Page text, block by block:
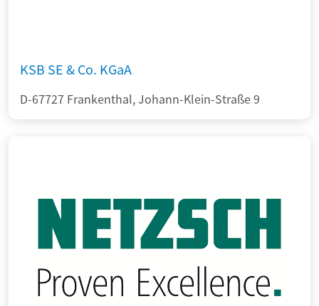
KSB SE & Co. KGaA
D-67727 Frankenthal, Johann-Klein-Straße 9